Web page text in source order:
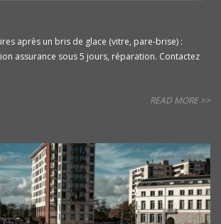
après un bris de glace (vitre, pare-brise) :
assurance sous 5 jours, réparation. Contactez
READ MORE >>